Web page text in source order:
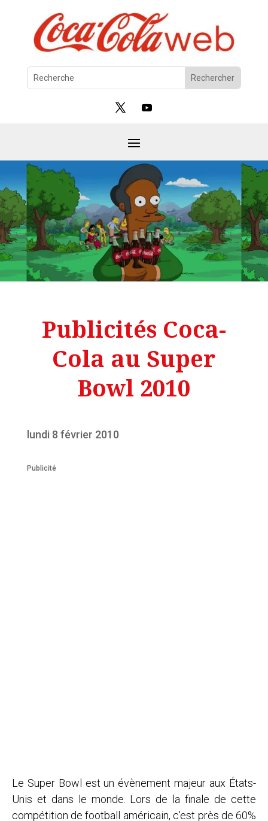
Publicités Coca-
Cola au Super
Bowl 2010
lundi 8 février 2010
Publicité
Le Super Bowl est un évènement majeur aux États-
Unis et dans le monde. Lors de la finale de cette
compétition de football américain, c'est près de 60%